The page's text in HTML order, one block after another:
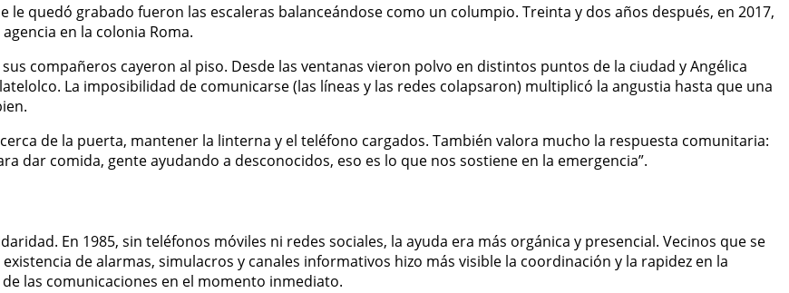
le quedó grabado fueron las escaleras balanceándose como un columpio. Treinta y dos años después, en 2017,
en la colonia Roma.
compañeros cayeron al piso. Desde las ventanas vieron polvo en distintos puntos de la ciudad y Angélica
La imposibilidad de comunicarse (las líneas y las redes colapsaron) multiplicó la angustia hasta que una
de la puerta, mantener la linterna y el teléfono cargados. También valora mucho la respuesta comunitaria:
dar comida, gente ayudando a desconocidos, eso es lo que nos sostiene en la emergencia”.
En 1985, sin teléfonos móviles ni redes sociales, la ayuda era más orgánica y presencial. Vecinos que se
de alarmas, simulacros y canales informativos hizo más visible la coordinación y la rapidez en la
las comunicaciones en el momento inmediato.